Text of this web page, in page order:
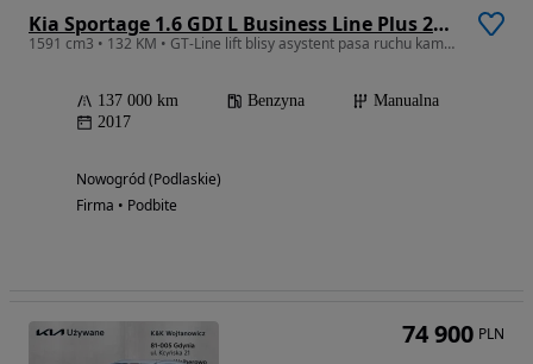
Kia Sportage 1.6 GDI L Business Line Plus 2WD
1591 cm3 • 132 KM • GT-Line lift blisy asystent pasa ruchu kamera cofania czujniki park.
137 000 km Benzyna
Manualna
2017
Nowogród (Podlaskie)
Firma • Podbite
74 900 PLN